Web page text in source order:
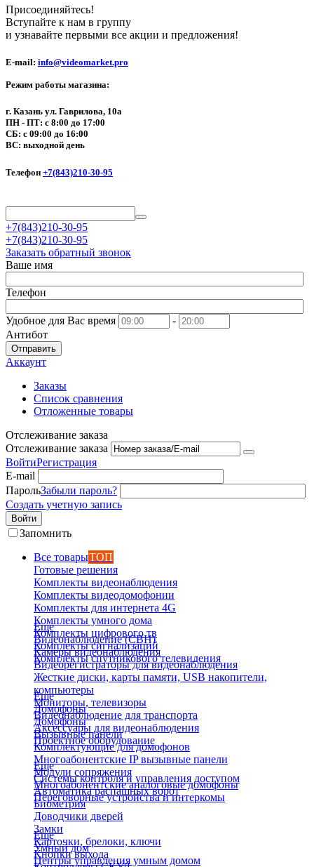
Присоединяйтесь!
Вступайте к нам в группу
и узнавайте первыми все акции и предложения!
E-mail: info@videomarket.pro
Режим работы магазина:
г. Казань ул. Гаврилова, 10а
ПН - ПТ: с 8:00 до 17:00
СБ: с 09:00 до 16:00
ВС: выходной день
Телефон +7(843)210-30-95
+7(843)210-30-95
+7(843)210-30-95
Заказать обратный звонок
Ваше имя
Телефон
Удобное для Вас время
-
Антибот
Отправить
Аккаунт
Заказы
Список сравнения
Отложенные товары
Отслеживание заказа
Отслеживание заказа
ВойтиРегистрация
E-mail
ПарольЗабыли пароль?
Создать учетную запись
Войти
Запомнить
Все товарыТОП
Готовые решения
Комплекты видеонаблюдения
Комплекты видеодомофонии
Комплекты для интернета 4G
Комплекты умного дома
Комплекты цифрового тв
Комплекты сигнализаций
Комплекты спутникового телевидения
Еще
Видеонаблюдение (СВН)
Камеры видеонаблюдения
Видеорегистраторы для видеонаблюдения
Жесткие диски, карты памяти, USB накопители,
компьютеры
Мониторы, телевизоры
Видеонаблюдение для транспорта
Аксессуары для видеонаблюдения
Проектное оборудование
Еще
Домофоны
Домофоны
Вызывные панели
Комплектующие для домофонов
Многоабонентские IP вызывные панели
Модули сопряжения
Многоабонентские аналоговые домофоны
Переговорные устройства и интеркомы
Еще
Системы контроля и управления доступом
Автоматика распашных ворот
Биометрия
Доводчики дверей
Замки
Карточки, брелоки, ключи
Кнопки выхода
Еще
Умный дом
Центры управления умным домом